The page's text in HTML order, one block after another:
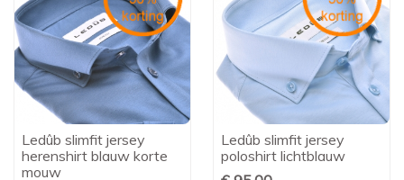
Ledûb slimfit jersey
herenshirt blauw korte
mouw
Ledûb slimfit jersey
poloshirt lichtblauw